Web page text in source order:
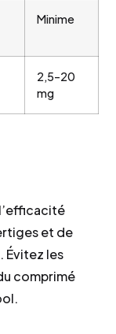
Minime
2,5–20
mg
et de
Évitez les
comprimé